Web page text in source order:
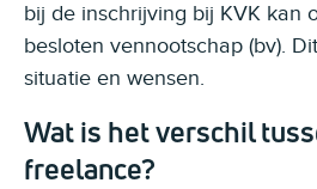
bij de inschrijving bij KVK kan
besloten vennootschap (bv).
situatie en wensen.
Wat is het verschil
freelance?